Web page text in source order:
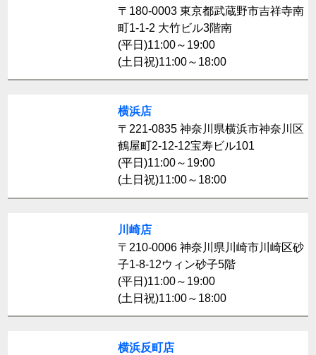
〒180-0003 東京都武蔵野市吉祥寺南
町1-1-2 大竹ビル3階南
(平日)11:00～19:00
(土日祝)11:00～18:00
横浜店
〒221-0835 神奈川県横浜市神奈川区
鶴屋町2-12-12宝寿ビル101
(平日)11:00～19:00
(土日祝)11:00～18:00
川崎店
〒210-0006 神奈川県川崎市川崎区砂
子1-8-12ウィン砂子5階
(平日)11:00～19:00
(土日祝)11:00～18:00
横浜反町店